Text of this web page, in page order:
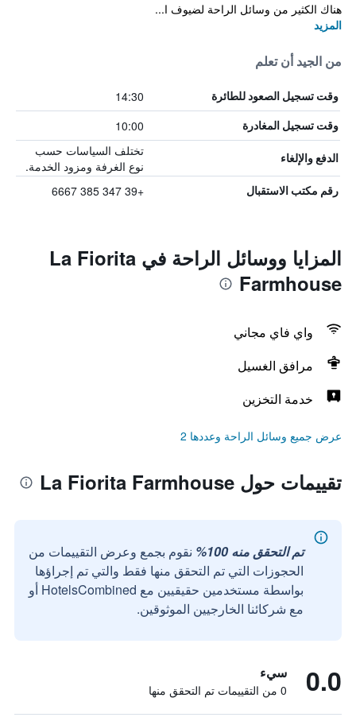
هناك الكثير من وسائل الراحة لضيوف ا...
المزيد
من الجيد أن تعلم
وقت تسجيل الصعود للطائرة 14:30
وقت تسجيل المغادرة 10:00
الدفع والإلغاء
تختلف السياسات حسب
نوع الغرفة ومزود الخدمة.
رقم مكتب الاستقبال +39 347 385 6667
المزايا ووسائل الراحة في La Fiorita
Farmhouse
واي فاي مجاني
مرافق الغسيل
خدمة التخزين
عرض جميع وسائل الراحة وعددها 2
تقييمات حول La Fiorita Farmhouse
تم التحقق منه 100%
نقوم بجمع وعرض التقييمات من
الحجوزات التي تم التحقق منها فقط والتي تم إجراؤها
بواسطة مستخدمين حقيقيين مع HotelsCombined أو
مع شركائنا الخارجيين الموثوقين.
0.0 سيء
0 من التقييمات تم التحقق منها